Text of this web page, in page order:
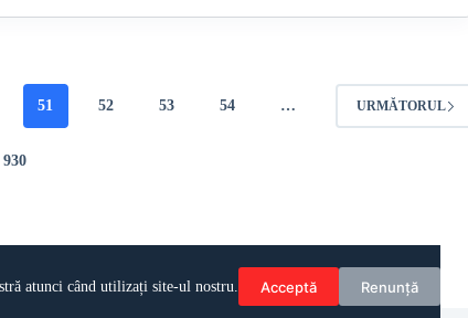
atunci când utilizați site-ul nostru. Acceptă Renunță
51 52 53 54 …
930
URMĂTORUL